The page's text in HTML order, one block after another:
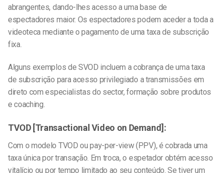
abrangentes, dando-lhes acesso a uma base de
espectadores maior. Os espectadores podem aceder a toda a
videoteca mediante o pagamento de uma taxa de subscrição
fixa.
Alguns exemplos de SVOD incluem a cobrança de uma taxa
de subscrição para acesso privilegiado a transmissões em
direto com especialistas do sector, formação sobre produtos
e coaching.
TVOD [Transactional Video on Demand]:
Com o modelo TVOD ou pay-per-view (PPV), é cobrada uma
taxa única por transação. Em troca, o espetador obtém acesso
vitalício ou por tempo limitado ao seu conteúdo. Se tiver um